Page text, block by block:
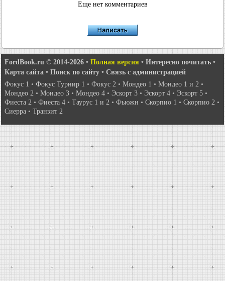
Еще нет комментариев
FordBook.ru © 2014-2026 • Полная версия • Интересно почитать •
Карта сайта • Поиск по сайту • Связь с администрацией
Фокус 1 • Фокус Турнир 1 • Фокус 2 • Мондео 1 • Мондео 1 и 2 •
Мондео 2 • Мондео 3 • Мондео 4 • Эскорт 3 • Эскорт 4 • Эскорт 5 •
Фиеста 2 • Фиеста 4 • Таурус 1 и 2 • Фьюжн • Скорпио 1 • Скорпио 2 •
Сиерра • Транзит 2